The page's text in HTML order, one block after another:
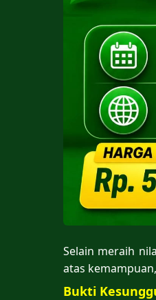
Selain meraih
atas
Bukti